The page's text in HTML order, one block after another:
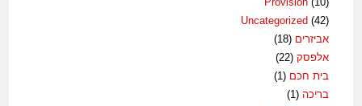
Uncategorized (42)
אביזרים (18)
אלפסק (22)
בית חכם (1)
בריכה (1)